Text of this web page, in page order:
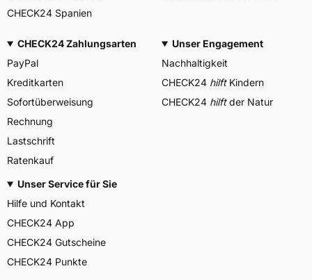
CHECK24 Spanien
CHECK24 Zahlungsarten
PayPal
Kreditkarten
Sofortüberweisung
Rechnung
Lastschrift
Ratenkauf
Unser Engagement
Nachhaltigkeit
CHECK24 hilftKindern
CHECK24 hilftder Natur
Unser Service für Sie
Hilfe und Kontakt
CHECK24 App
CHECK24 Gutscheine
CHECK24 Punkte